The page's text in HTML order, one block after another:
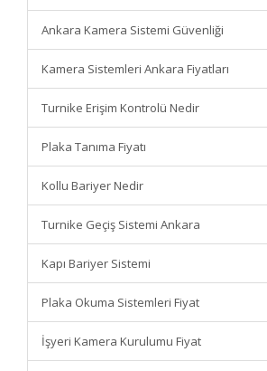
Ankara Kamera Sistemi Güvenliği
Kamera Sistemleri Ankara Fiyatları
Turnike Erişim Kontrolü Nedir
Plaka Tanıma Fiyatı
Kollu Bariyer Nedir
Turnike Geçiş Sistemi Ankara
Kapı Bariyer Sistemi
Plaka Okuma Sistemleri Fiyat
İşyeri Kamera Kurulumu Fiyat